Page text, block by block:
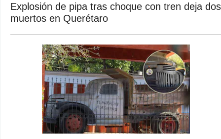
Explosión de pipa tras choque con tren deja dos
muertos en Querétaro